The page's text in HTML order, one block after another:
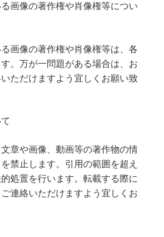
画像の著作権や肖像権等につい
画像の著作権や肖像権等は、各
。万が一問題がある場合は、お
ただけますよう宜しくお願い致
章や画像、動画等の著作物の情
禁止します。引用の範囲を超え
処置を行います。転載する際に
連絡いただけますよう宜しくお